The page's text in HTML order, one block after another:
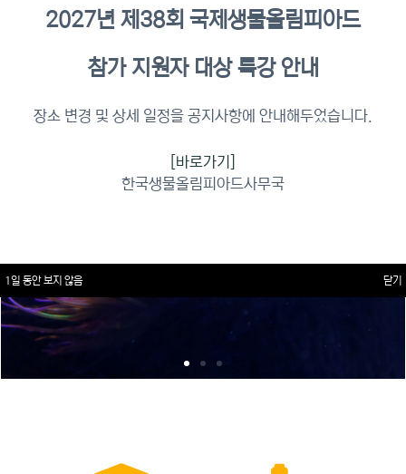
이수증명서 확인 바로가기
2027년 제38회 국제생물올림피아드
참가 지원자 대상 특강 안내
장소 변경 및 상세 일정을 공지사항에 안내해두었습니다.
[바로가기]
한국생물올림피아드사무국
1일 동안 보지 않음 닫기